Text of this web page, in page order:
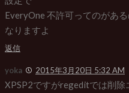
EveryOne 不許可ってのがあ
なりますよ
返信
yoka 2015年3月20日 5:32 AM
XPSP2ですがregeditでは削